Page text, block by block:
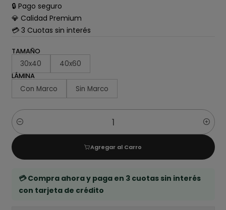
🔒 Pago seguro
💎 Calidad Premium
💳 3 Cuotas sin interés
TAMAÑO
30x40 40x60
LÁMINA
Con Marco Sin Marco
Cantidad
Agregar al Carro
💳 Compra ahora y paga en 3 cuotas sin interés
con tarjeta de crédito